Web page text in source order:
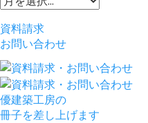
資料請求
お問い合わせ
優建築工房の
冊子を差し上げます